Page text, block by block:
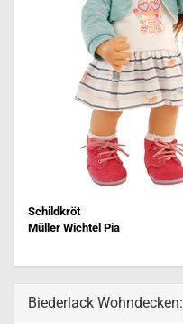
Schildkröt
Müller Wichtel Pia
Biederlack Wohndecken: